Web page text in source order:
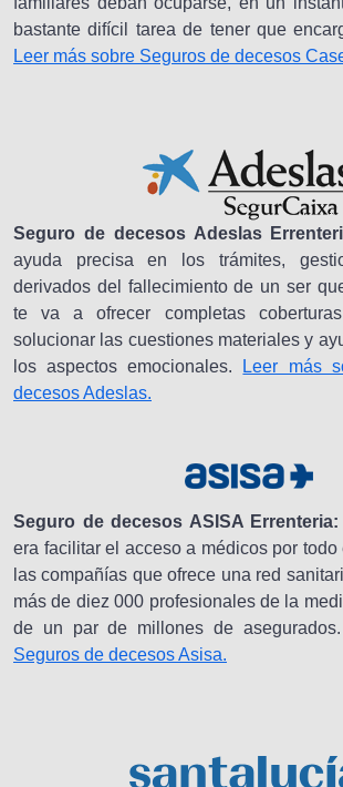
bastante difícil tarea de tener que
Leer más sobre Seguros de decesos
Seguro de decesos Adeslas
ayuda precisa en los trámites,
derivados del fallecimiento de un ser
te va a ofrecer completas
solucionar las cuestiones materiales y
los aspectos emocionales.
Leer más
decesos Adeslas.
Seguro de decesos ASISA Errenteria:
era facilitar el acceso a médicos por
las compañías que ofrece una red
más de diez 000 profesionales de la
de un par de millones de asegurados.
Seguros de decesos Asisa.